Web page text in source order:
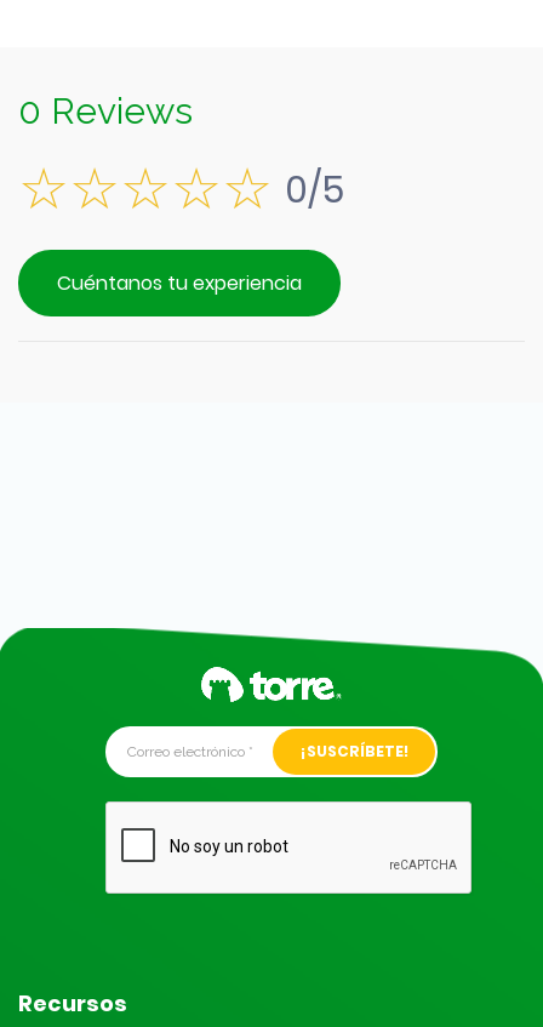
0 Reviews
0/5
Cuéntanos tu experiencia
Alternative:
Recursos